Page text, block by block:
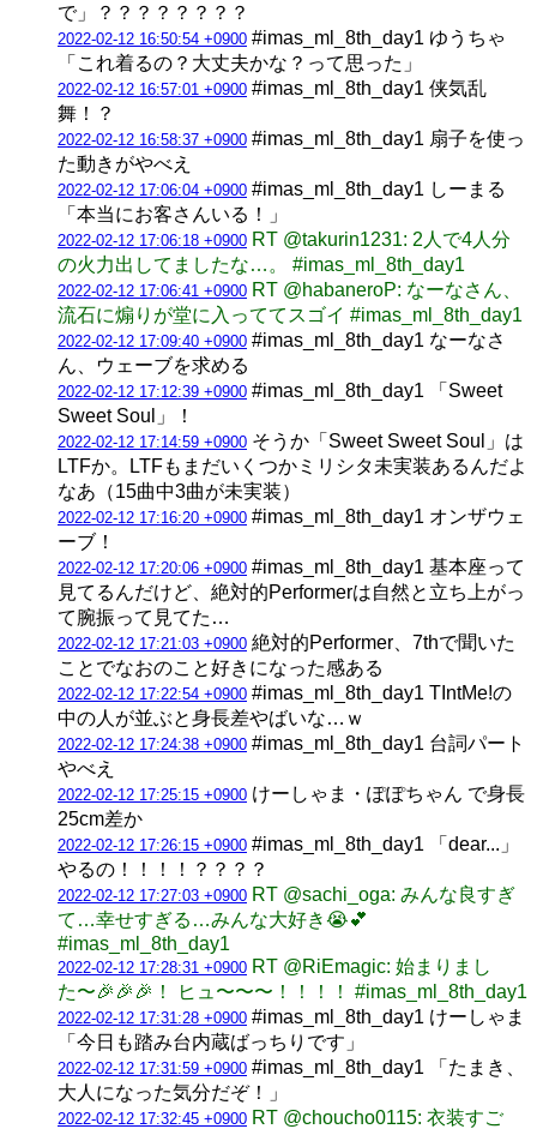
で」？？？？？？？？
2022-02-12 16:50:54 +0900 #imas_ml_8th_day1 ゆうちゃ
「これ着るの？大丈夫かな？って思った」
2022-02-12 16:57:01 +0900 #imas_ml_8th_day1 侠気乱
舞！？
2022-02-12 16:58:37 +0900 #imas_ml_8th_day1 扇子を使っ
た動きがやべえ
2022-02-12 17:06:04 +0900 #imas_ml_8th_day1 しーまる
「本当にお客さんいる！」
2022-02-12 17:06:18 +0900 RT @takurin1231: 2人で4人分
の火力出してましたな…。 #imas_ml_8th_day1
2022-02-12 17:06:41 +0900 RT @habaneroP: なーなさん、
流石に煽りが堂に入っててスゴイ #imas_ml_8th_day1
2022-02-12 17:09:40 +0900 #imas_ml_8th_day1 なーなさ
ん、ウェーブを求める
2022-02-12 17:12:39 +0900 #imas_ml_8th_day1 「Sweet
Sweet Soul」！
2022-02-12 17:14:59 +0900 そうか「Sweet Sweet Soul」は
LTFか。LTFもまだいくつかミリシタ未実装あるんだよ
なあ（15曲中3曲が未実装）
2022-02-12 17:16:20 +0900 #imas_ml_8th_day1 オンザウェ
ーブ！
2022-02-12 17:20:06 +0900 #imas_ml_8th_day1 基本座って
見てるんだけど、絶対的Performerは自然と立ち上がっ
て腕振って見てた…
2022-02-12 17:21:03 +0900 絶対的Performer、7thで聞いた
ことでなおのこと好きになった感ある
2022-02-12 17:22:54 +0900 #imas_ml_8th_day1 TIntMe!の
中の人が並ぶと身長差やばいな…ｗ
2022-02-12 17:24:38 +0900 #imas_ml_8th_day1 台詞パート
やべえ
2022-02-12 17:25:15 +0900 けーしゃま・ぽぽちゃん で身長
25cm差か
2022-02-12 17:26:15 +0900 #imas_ml_8th_day1 「dear...」
やるの！！！！？？？？
2022-02-12 17:27:03 +0900 RT @sachi_oga: みんな良すぎ
て…幸せすぎる…みんな大好き😭💕
#imas_ml_8th_day1
2022-02-12 17:28:31 +0900 RT @RiEmagic: 始まりまし
た〜🎉🎉🎉！ ヒュ〜〜〜！！！！ #imas_ml_8th_day1
2022-02-12 17:31:28 +0900 #imas_ml_8th_day1 けーしゃま
「今日も踏み台内蔵ばっちりです」
2022-02-12 17:31:59 +0900 #imas_ml_8th_day1 「たまき、
大人になった気分だぞ！」
2022-02-12 17:32:45 +0900 RT @choucho0115: 衣装すご